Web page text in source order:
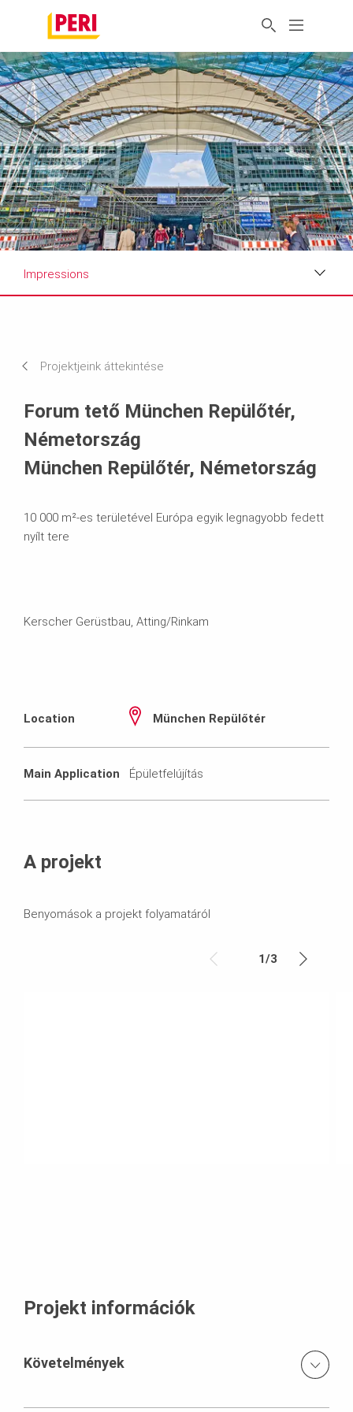
Impressions
Projektjeink áttekintése
Forum tető München Repülőtér,
Németország
München Repülőtér, Németország
10 000 m²-es területével Európa egyik legnagyobb fedett
nyílt tere
Kerscher Gerüstbau, Atting/Rinkam
Location München Repülőtér
Main Application Épületfelújítás
A projekt
Benyomások a projekt folyamatáról
1/3
Projekt információk
Követelmények